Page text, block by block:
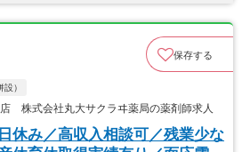
保存する
）
株式会社丸大サクラヰ薬局の薬剤師求人
休み／高収入相談可／残業少な